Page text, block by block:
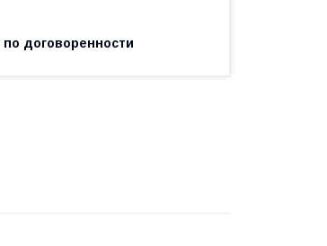
по договоренности